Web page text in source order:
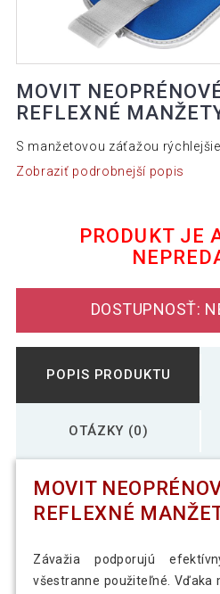
MOVIT
REFLEXNÉ
S manžetovou záťažou
Zobraziť podrobnejší popis
PRODUKT JE
DOSTUPNOSŤ:
POPIS PRODUKTU
OTÁZKY (0)
MOVIT
REFLEXNÉ
Závažia podporujú
všestranne použiteľné.